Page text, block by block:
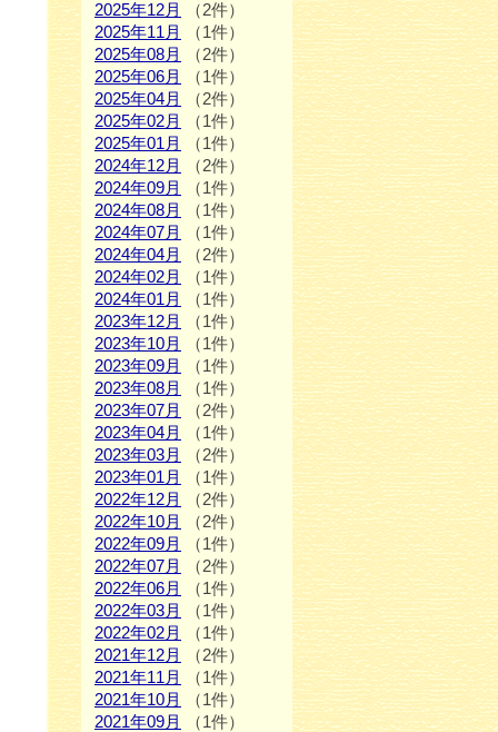
2025年12月
（2件）
2025年11月
（1件）
2025年08月
（2件）
2025年06月
（1件）
2025年04月
（2件）
2025年02月
（1件）
2025年01月
（1件）
2024年12月
（2件）
2024年09月
（1件）
2024年08月
（1件）
2024年07月
（1件）
2024年04月
（2件）
2024年02月
（1件）
2024年01月
（1件）
2023年12月
（1件）
2023年10月
（1件）
2023年09月
（1件）
2023年08月
（1件）
2023年07月
（2件）
2023年04月
（1件）
2023年03月
（2件）
2023年01月
（1件）
2022年12月
（2件）
2022年10月
（2件）
2022年09月
（1件）
2022年07月
（2件）
2022年06月
（1件）
2022年03月
（1件）
2022年02月
（1件）
2021年12月
（2件）
2021年11月
（1件）
2021年10月
（1件）
2021年09月
（1件）